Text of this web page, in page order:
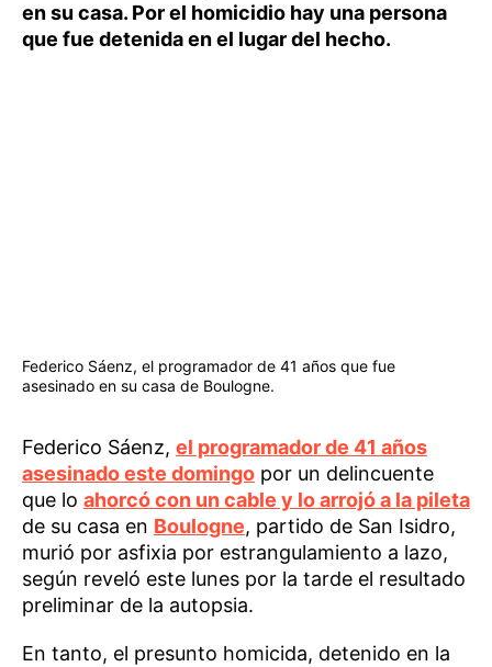
en su casa. Por el homicidio hay una persona
que fue detenida en el lugar del hecho.
Federico Sáenz, el programador de 41 años que fue
asesinado en su casa de Boulogne.
Federico Sáenz, el programador de 41 años
asesinado este domingo por un delincuente
que lo ahorcó con un cable y lo arrojó a la pileta
de su casa en Boulogne, partido de San Isidro,
murió por asfixia por estrangulamiento a lazo,
según reveló este lunes por la tarde el resultado
preliminar de la autopsia.
En tanto, el presunto homicida, detenido en la